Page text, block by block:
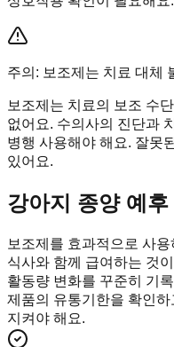
주의: 보조제는 치료 대체
보조제는 치료의 보조 수
없어요. 수의사의 진단과
병행 사용해야 해요. 잘못
있어요.
강아지 종양 예
보조제를 효과적으로 사
식사와 함께 급여하는 것
활동량 변화를 꾸준히 기
제품의 유통기한을 확인하
지켜야 해요.